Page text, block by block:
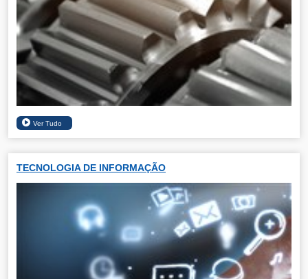
TECNOLOGIA DE INFORMAÇÃO